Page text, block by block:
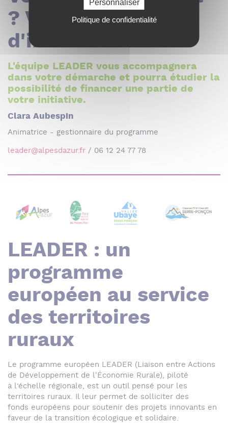
? Vous souhaitez +
d'infos ?
L'équipe LEADER vous accompagnera
dans votre démarche et pourra étudier la
possibilité de financer une partie de
votre initiative.
Clara Aubespin
Animatrice - gestionnaire du programme
leader@alpesdazur.fr / 06 12 24 77 78
LEADER : un
programme
européen au service
des territoires
ruraux
Le programme européen LEADER (Liaison entre Actions
de Développement de l'Économie Rurale), piloté
à l‘échelle régionale, est un outil pensé pour les
territoires ruraux. Il leur permet de solliciter des
fonds européens pour soutenir des projets innovants en
faveur de la transition écologique et solidaire.
Personnaliser
Politique de confidentialité